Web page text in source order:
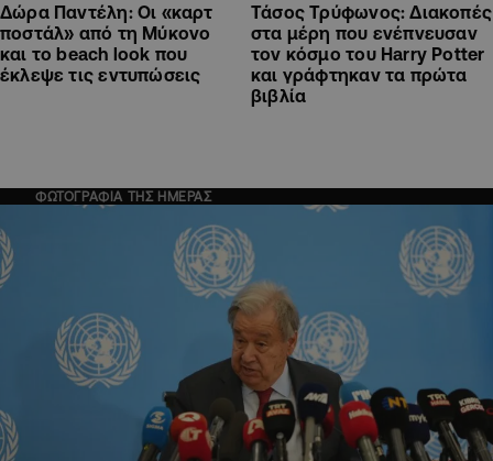
Δώρα Παντέλη: Οι «καρτ
ποστάλ» από τη Μύκονο
και το beach look που
έκλεψε τις εντυπώσεις
Τάσος Τρύφωνος: Διακοπές
στα μέρη που ενέπνευσαν
τον κόσμο του Harry Potter
και γράφτηκαν τα πρώτα
βιβλία
ΦΩΤΟΓΡΑΦΙΑ ΤΗΣ ΗΜΕΡΑΣ